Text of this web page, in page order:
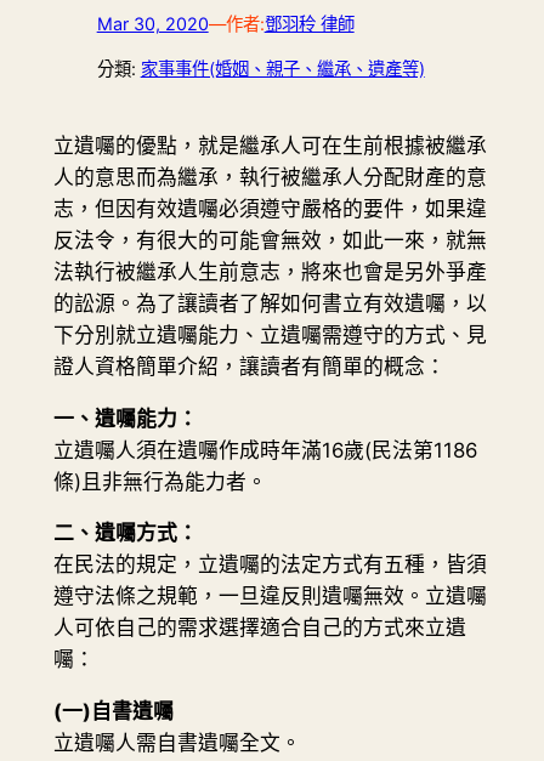
Mar 30, 2020—作者:鄧羽秢 律師
分類: 家事事件(婚姻、親子、繼承、遺產等)
立遺囑的優點，就是繼承人可在生前根據被繼承
人的意思而為繼承，執行被繼承人分配財產的意
志，但因有效遺囑必須遵守嚴格的要件，如果違
反法令，有很大的可能會無效，如此一來，就無
法執行被繼承人生前意志，將來也會是另外爭產
的訟源。為了讓讀者了解如何書立有效遺囑，以
下分別就立遺囑能力、立遺囑需遵守的方式、見
證人資格簡單介紹，讓讀者有簡單的概念：
一、遺囑能力：
立遺囑人須在遺囑作成時年滿16歲(民法第1186
條)且非無行為能力者。
二、遺囑方式：
在民法的規定，立遺囑的法定方式有五種，皆須
遵守法條之規範，一旦違反則遺囑無效。立遺囑
人可依自己的需求選擇適合自己的方式來立遺
囑：
(一)自書遺囑
立遺囑人需自書遺囑全文。